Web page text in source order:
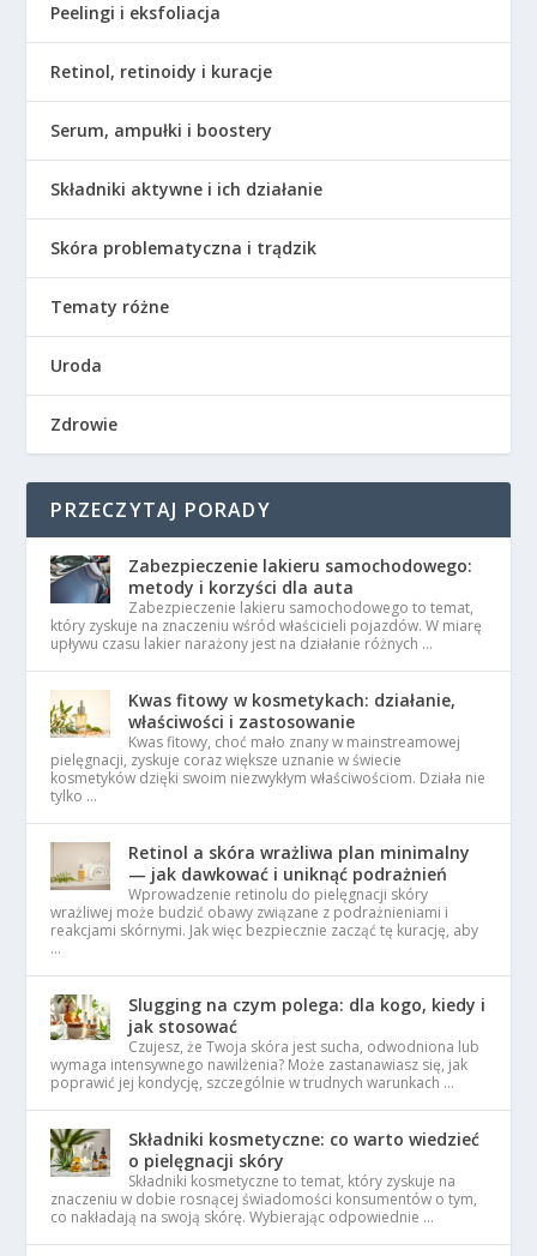
Peelingi i eksfoliacja
Retinol, retinoidy i kuracje
Serum, ampułki i boostery
Składniki aktywne i ich działanie
Skóra problematyczna i trądzik
Tematy różne
Uroda
Zdrowie
PRZECZYTAJ PORADY
Zabezpieczenie lakieru samochodowego:
metody i korzyści dla auta
Zabezpieczenie lakieru samochodowego to temat,
który zyskuje na znaczeniu wśród właścicieli pojazdów. W miarę
upływu czasu lakier narażony jest na działanie różnych …
Kwas fitowy w kosmetykach: działanie,
właściwości i zastosowanie
Kwas fitowy, choć mało znany w mainstreamowej
pielęgnacji, zyskuje coraz większe uznanie w świecie
kosmetyków dzięki swoim niezwykłym właściwościom. Działa nie
tylko …
Retinol a skóra wrażliwa plan minimalny
— jak dawkować i uniknąć podrażnień
Wprowadzenie retinolu do pielęgnacji skóry
wrażliwej może budzić obawy związane z podrażnieniami i
reakcjami skórnymi. Jak więc bezpiecznie zacząć tę kurację, aby
…
Slugging na czym polega: dla kogo, kiedy i
jak stosować
Czujesz, że Twoja skóra jest sucha, odwodniona lub
wymaga intensywnego nawilżenia? Może zastanawiasz się, jak
poprawić jej kondycję, szczególnie w trudnych warunkach …
Składniki kosmetyczne: co warto wiedzieć
o pielęgnacji skóry
Składniki kosmetyczne to temat, który zyskuje na
znaczeniu w dobie rosnącej świadomości konsumentów o tym,
co nakładają na swoją skórę. Wybierając odpowiednie …